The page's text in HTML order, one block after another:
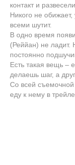
контакт и
Никого не
всеми шутит.
В одно время
(Реййан) не ладит.
постоянно
Есть такая вещь –
делаешь шаг, а
Со всей съемочной
еду к нему в